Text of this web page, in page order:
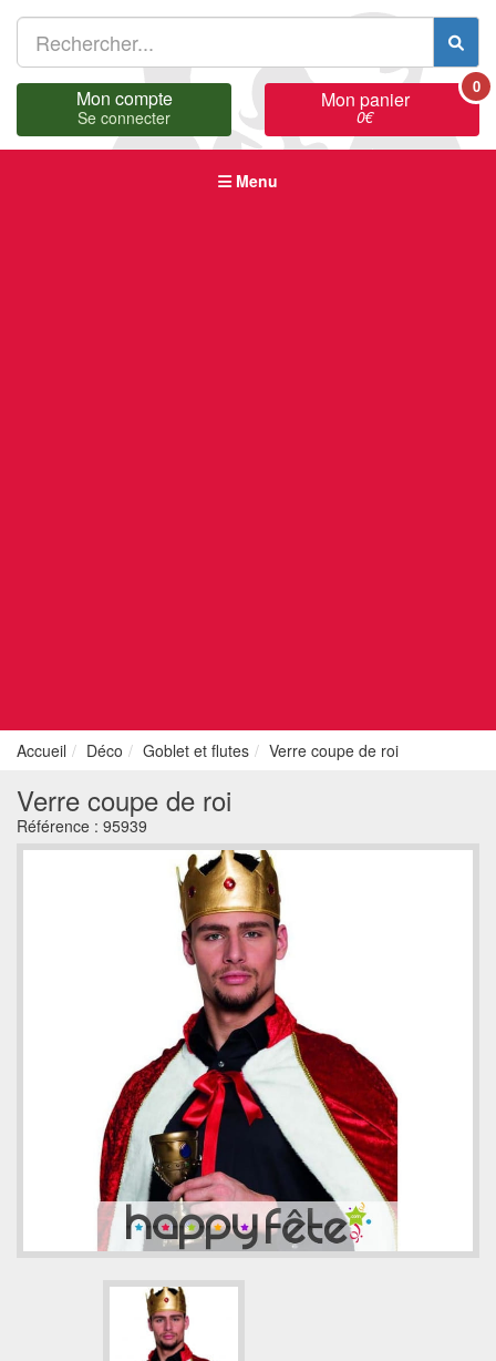
Mon compte
Se connecter
Mon panier
0€
0
Menu
Accueil Déco Goblet et flutes Verre coupe de roi
Verre coupe de roi
Référence : 95939